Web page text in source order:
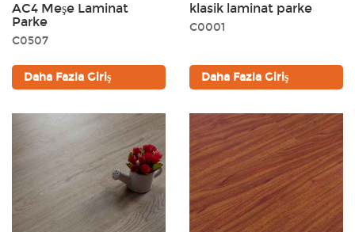
AC4 Meşe Laminat
Parke
C0507
Daha Fazla Giriş
klasik laminat parke
C0001
Daha Fazla Giriş